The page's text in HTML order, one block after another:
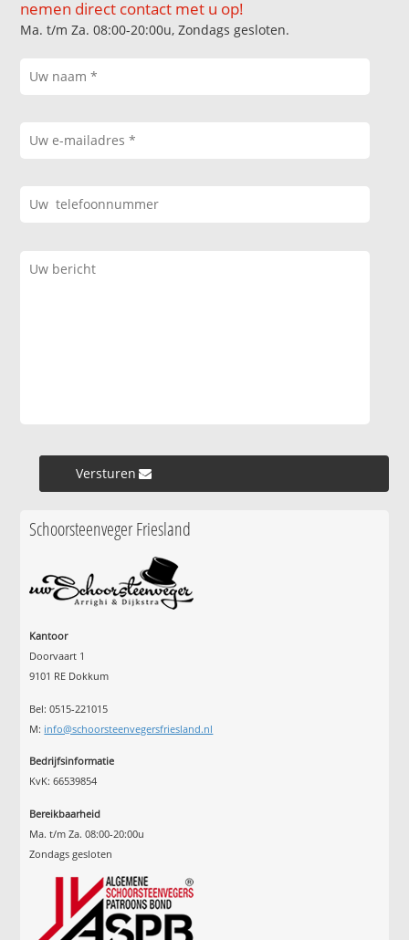
nemen direct contact met u op!
Ma. t/m Za. 08:00-20:00u, Zondags gesloten.
Versturen »
Schoorsteenveger Friesland
Kantoor
Doorvaart 1
9101 RE Dokkum
Bel: 0515-221015
M: info@schoorsteenvegersfriesland.nl
Bedrijfsinformatie
KvK: 66539854
Bereikbaarheid
Ma. t/m Za. 08:00-20:00u
Zondags gesloten